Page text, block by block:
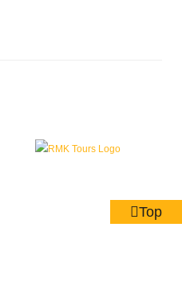
Top